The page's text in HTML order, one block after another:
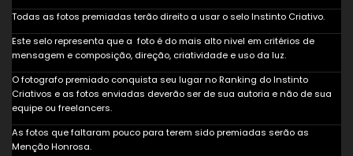
Todas as fotos premiadas terão direito a usar o selo Instinto Criativo.
Este selo representa que a foto é do mais alto nivel em critérios de
mensagem e composição, direção, criatividade e uso da luz.
O fotografo premiado conquista seu lugar no Ranking do Instinto
Criativos e as fotos enviadas deverão ser de sua autoria e não de sua
equipe ou freelancers.
As fotos que faltaram pouco para terem sido premiadas serão as
Menção Honrosa.